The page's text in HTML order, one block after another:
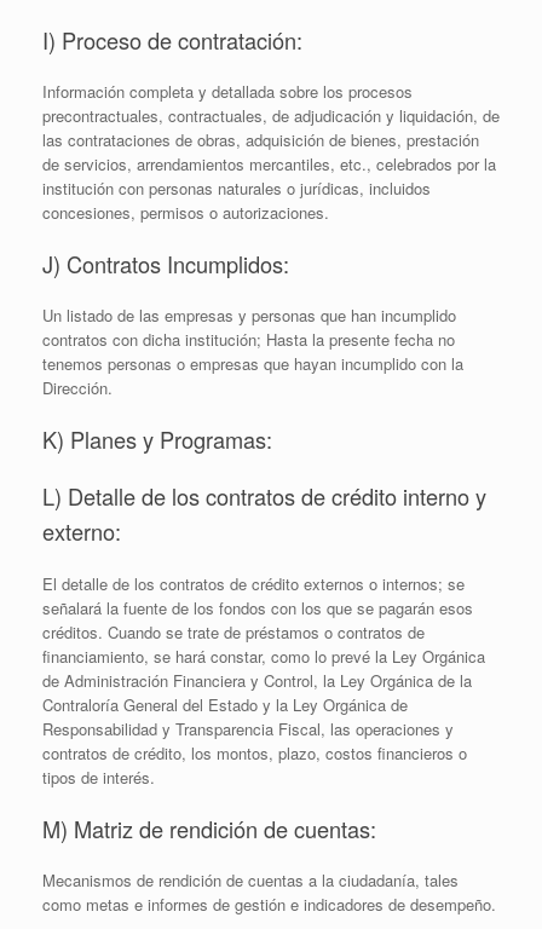
I) Proceso de contratación:
Información completa y detallada sobre los procesos
precontractuales, contractuales, de adjudicación y liquidación, de
las contrataciones de obras, adquisición de bienes, prestación
de servicios, arrendamientos mercantiles, etc., celebrados por la
institución con personas naturales o jurídicas, incluidos
concesiones, permisos o autorizaciones.
J) Contratos Incumplidos:
Un listado de las empresas y personas que han incumplido
contratos con dicha institución; Hasta la presente fecha no
tenemos personas o empresas que hayan incumplido con la
Dirección.
K) Planes y Programas:
L) Detalle de los contratos de crédito interno y
externo:
El detalle de los contratos de crédito externos o internos; se
señalará la fuente de los fondos con los que se pagarán esos
créditos. Cuando se trate de préstamos o contratos de
financiamiento, se hará constar, como lo prevé la Ley Orgánica
de Administración Financiera y Control, la Ley Orgánica de la
Contraloría General del Estado y la Ley Orgánica de
Responsabilidad y Transparencia Fiscal, las operaciones y
contratos de crédito, los montos, plazo, costos financieros o
tipos de interés.
M) Matriz de rendición de cuentas:
Mecanismos de rendición de cuentas a la ciudadanía, tales
como metas e informes de gestión e indicadores de desempeño.